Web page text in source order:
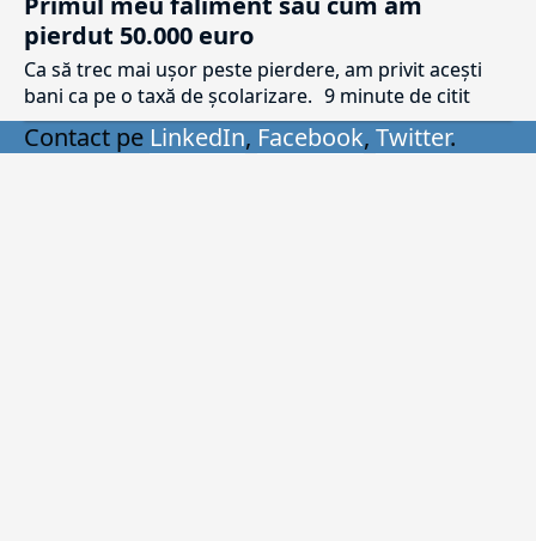
pierdut 50.000 euro
Ca să trec mai ușor peste pierdere, am privit acești
bani ca pe o taxă de școlarizare. 9 minute de citit
Contact pe LinkedIn, Facebook, Twitter.